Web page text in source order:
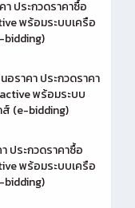
ประกวดราคาซื้อ
พร้อมระบบเครือ
bidding)
อราคา ประกวดราคา
พร้อมระบบ
ส์ (e-bidding)
ประกวดราคาซื้อ
พร้อมระบบเครือ
bidding)